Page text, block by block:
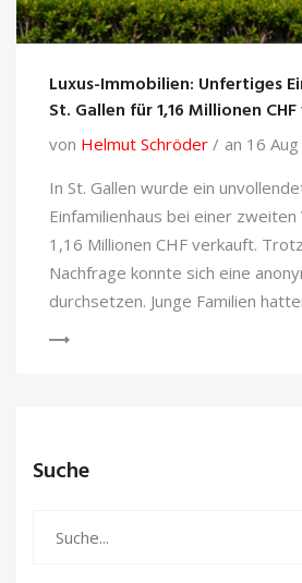
Luxus-Immobilien: Unfertiges
St. Gallen für 1,16 Millionen
von Helmut Schröder
an 16
In St. Gallen wurde ein
Einfamilienhaus bei einer
1,16 Millionen CHF verkauft.
Nachfrage konnte sich eine
durchsetzen. Junge Familien
Suche